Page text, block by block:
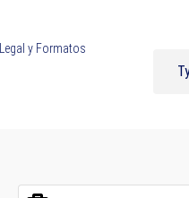
y Formatos